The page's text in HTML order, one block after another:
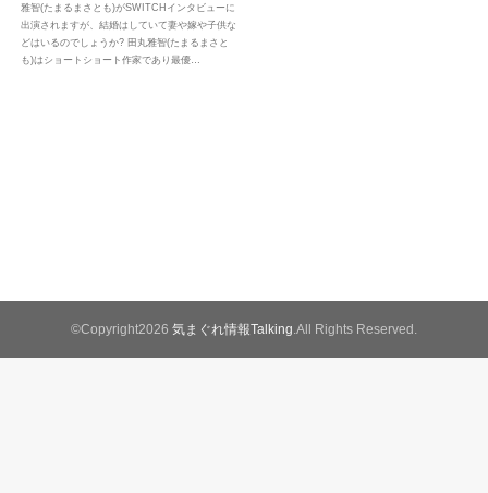
雅智(たまるまさとも)がSWITCHインタビューに
出演されますが、結婚はしていて妻や嫁や子供な
どはいるのでしょうか? 田丸雅智(たまるまさと
も)はショートショート作家であり最優…
©Copyright2026 気まぐれ情報Talking .All Rights Reserved.